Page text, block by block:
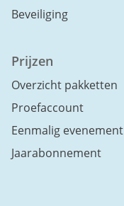
Beveiliging
Prijzen
Overzicht pakketten
Proefaccount
Eenmalig evenement
Jaarabonnement